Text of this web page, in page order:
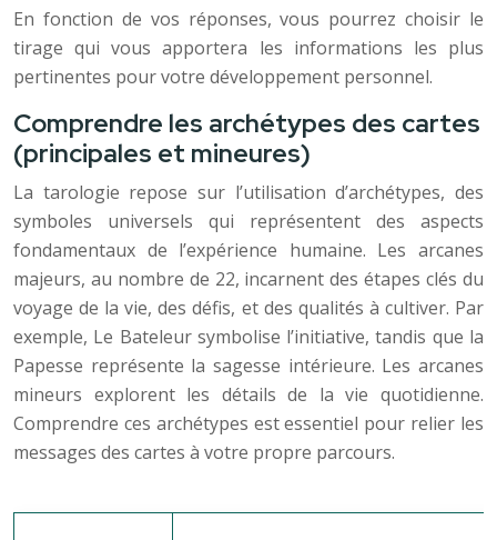
En fonction de vos réponses, vous pourrez choisir le
tirage qui vous apportera les informations les plus
pertinentes pour votre développement personnel.
Comprendre les archétypes des cartes
(principales et mineures)
La tarologie repose sur l’utilisation d’archétypes, des
symboles universels qui représentent des aspects
fondamentaux de l’expérience humaine. Les arcanes
majeurs, au nombre de 22, incarnent des étapes clés du
voyage de la vie, des défis, et des qualités à cultiver. Par
exemple, Le Bateleur symbolise l’initiative, tandis que la
Papesse représente la sagesse intérieure. Les arcanes
mineurs explorent les détails de la vie quotidienne.
Comprendre ces archétypes est essentiel pour relier les
messages des cartes à votre propre parcours.